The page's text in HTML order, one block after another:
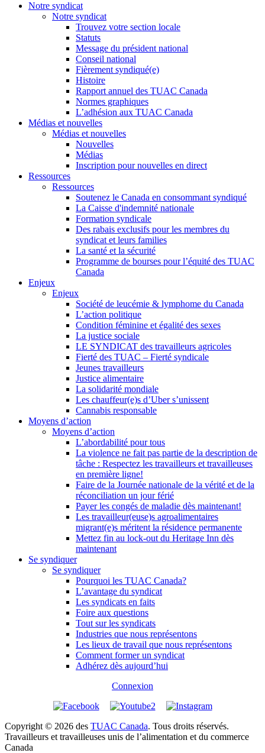
Notre syndicat
Notre syndicat
Trouvez votre section locale
Statuts
Message du président national
Conseil national
Fièrement syndiqué(e)
Histoire
Rapport annuel des TUAC Canada
Normes graphiques
L’adhésion aux TUAC Canada
Médias et nouvelles
Médias et nouvelles
Nouvelles
Médias
Inscription pour nouvelles en direct
Ressources
Ressources
Soutenez le Canada en consommant syndiqué
La Caisse d'indemnité nationale
Formation syndicale
Des rabais exclusifs pour les membres du
syndicat et leurs families
La santé et la sécurité
Programme de bourses pour l’équité des TUAC
Canada
Enjeux
Enjeux
Société de leucémie & lymphome du Canada
L’action politique
Condition féminine et égalité des sexes
La justice sociale
LE SYNDICAT des travailleurs agricoles
Fierté des TUAC – Fierté syndicale
Jeunes travailleurs
Justice alimentaire
La solidarité mondiale
Les chauffeur(e)s d’Uber s’unissent
Cannabis responsable
Moyens d’action
Moyens d’action
L’abordabilité pour tous
La violence ne fait pas partie de la description de
tâche : Respectez les travailleurs et travailleuses
en première ligne!
Faire de la Journée nationale de la vérité et de la
réconciliation un jour férié
Payer les congés de maladie dès maintenant!
Les travailleur(euse)s agroalimentaires
migrant(e)s méritent la résidence permanente
Mettez fin au lock-out du Heritage Inn dès
maintenant
Se syndiquer
Se syndiquer
Pourquoi les TUAC Canada?
L’avantage du syndicat
Les syndicats en faits
Foire aux questions
Tout sur les syndicats
Industries que nous représentons
Les lieux de travail que nous représentons
Comment former un syndicat
Adhérez dès aujourd’hui
Connexion
Copyright © 2026 des TUAC Canada. Tous droits réservés.
Travailleurs et travailleuses unis de l’alimentation et du commerce
Canada